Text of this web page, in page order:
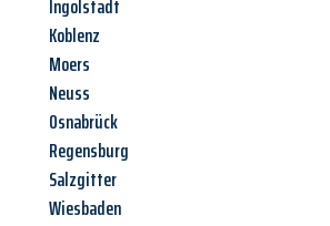
Ingolstadt
Koblenz
Moers
Neuss
Osnabrück
Regensburg
Salzgitter
Wiesbaden